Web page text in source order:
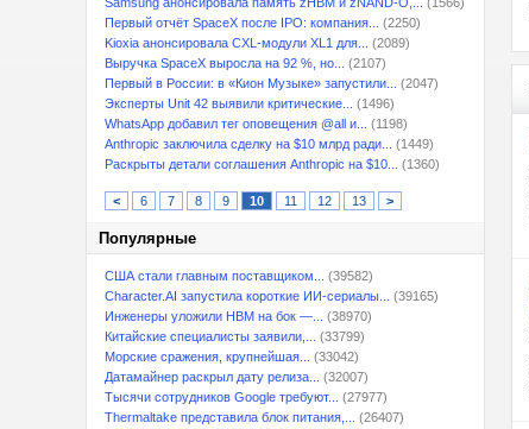
Первый отчёт SpaceX после IPO: компания...
(2250)
Kioxia анонсировала CXL-модули XL1 для...
(2089)
Выручка SpaceX выросла на 92 %, но...
(2107)
Первый в России: в «Кион Музыке» запустили...
(2047)
Эксперты Unit 42 выявили критические...
(1496)
WhatsApp добавил тег оповещения @all и...
(1198)
Anthropic заключила сделку на $10 млрд ради...
(1449)
Раскрыты детали соглашения Anthropic на $10...
(1360)
< 6 7 8 9 10 11 12 13 >
Популярные
США стали главным поставщиком...
(39582)
Character.AI запустила короткие ИИ-сериалы...
(39165)
Инженеры уложили HBM на бок —...
(38970)
Китайские специалисты заявили,...
(33799)
Морские сражения, крупнейшая...
(33042)
Датамайнер раскрыл дату релиза...
(32007)
Тысячи сотрудников Google требуют...
(27977)
Thermaltake представила блок питания,...
(26407)